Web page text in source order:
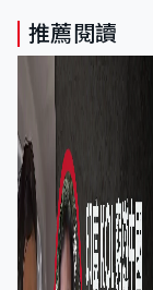
推薦閱讀